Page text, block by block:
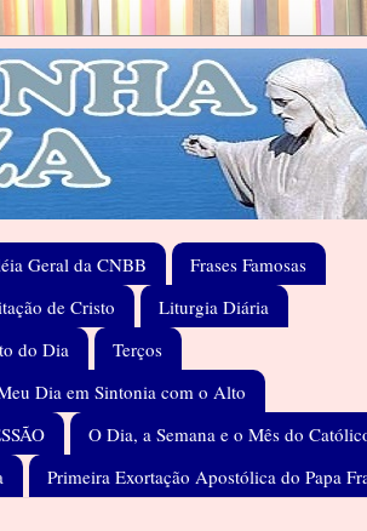
Geral da CNBB
Frases Famosas
de Cristo
Liturgia Diária
do Dia
Terços
Dia em Sintonia com o Alto
O Dia, a Semana e o Mês do
Primeira Exortação Apostólica do Papa